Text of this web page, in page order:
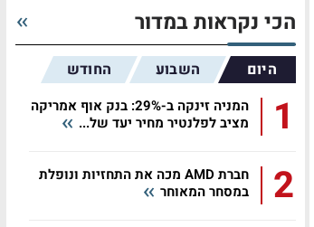
הכי נקראות במדור
היום השבוע החודש
1
המניה זינקה ב-29%: בנק אוף אמריקה
מציב לפלנטיר מחיר יעד של...
2
חברת AMD מכה את התחזיות ונופלת
במסחר המאוחר